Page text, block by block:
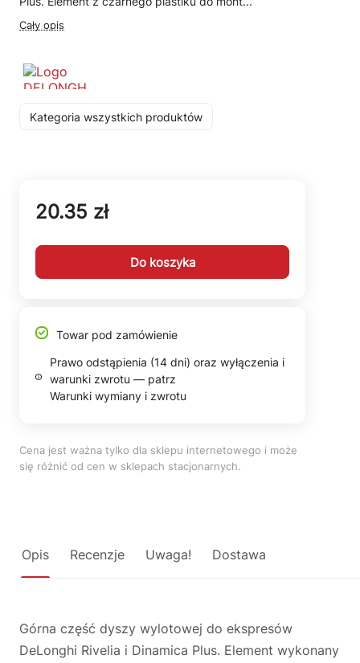
Cały opis
Kategoria wszystkich produktów
20.35 zł
Do koszyka
Towar pod zamówienie
Prawo odstąpienia (14 dni) oraz wyłączenia i
warunki zwrotu — patrz
Warunki wymiany i zwrotu
Cena jest ważna tylko dla sklepu internetowego i może
się różnić od cen w sklepach stacjonarnych.
Opis Recenzje Uwaga! Dostawa
Górna część dyszy wylotowej do ekspresów
DeLonghi Rivelia i Dinamica Plus. Element wykonany